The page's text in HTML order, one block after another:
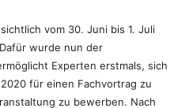
vom 30. Juni bis 1. Juli
wurde nun der
Experten erstmals, sich
für einen Fachvortrag zu
zu bewerben. Nach